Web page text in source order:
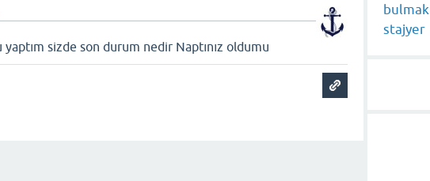
sizde son durum nedir Naptınız oldumu
bulmak
stajyer